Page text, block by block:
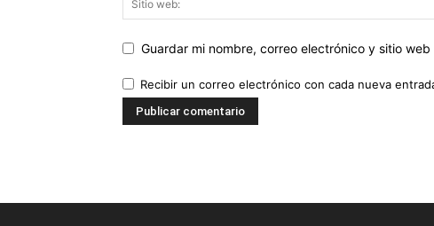
Guardar mi nombre, correo electrónico y sitio
Recibir un correo electrónico con cada nueva